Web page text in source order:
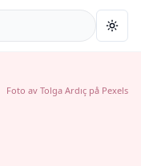
Foto av Tolga Ardıç på Pexels